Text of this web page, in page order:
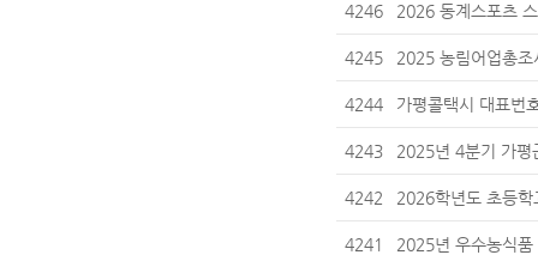
4246 2026 동계스포츠
4245 2025 농림어업총조
4244 가평콜택시 대표번
4243 2025년 4분기 가평
4242 2026학년도 초등
4241 2025년 우수농식